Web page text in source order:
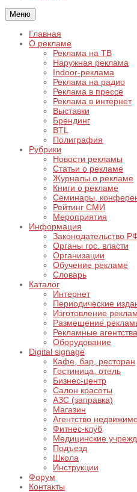
Меню
Главная
О рекламе
Реклама на ТВ
Наружная реклама
Indoor-реклама
Реклама на радио
Реклама в прессе
Реклама в интернет
Выставки
Брендинг
BTL
Полиграфия
Рубрики
Новости рекламы
Статьи о рекламе
Журналы о рекламе
Книги о рекламе
Семинары,
Рейтинг СМИ
Мероприятия
Информация
Законодательство
Органы гос. власти
Организации
Обучение рекламе
Словарь
Каталог
Интернет
Периодические
Изготовление
Размещение
Рекламные агентства
Оборудование
Digital signage
Кафе, бар, ресторан
Гостиница, отель
Бизнес-центр
Салон красоты
АЗС (заправка)
Магазин
Агентство
Фитнес-клуб
Медицинские
Подъезд
Школа
Инструкции
Форум
Контакты